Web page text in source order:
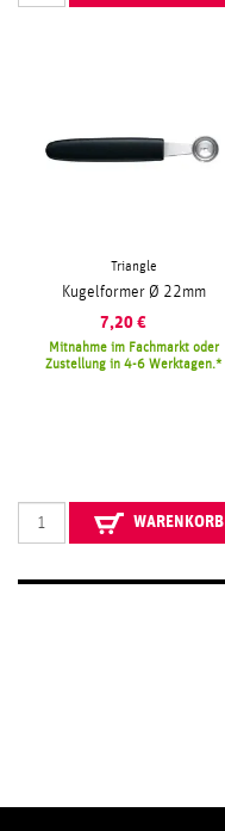
Triangle
Kugelformer Ø 22mm
7,20 €
Mitnahme im Fachmarkt oder
Zustellung in 4-6 Werktagen.
WARENKORB